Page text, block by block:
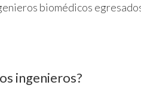
biomédicos
ingenieros?